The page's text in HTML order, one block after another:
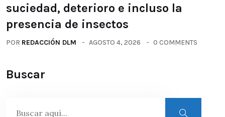
suciedad, deterioro e incluso la
presencia de insectos
POR REDACCIÓN DLM AGOSTO 4, 2026 0 COMMENTS
Buscar